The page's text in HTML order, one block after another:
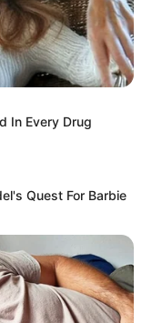
από τις Ροβιές
από
της
και τους
και ως The
του διάσημου
παρουσιαστεί
In Every Drug
Quest For Barbie